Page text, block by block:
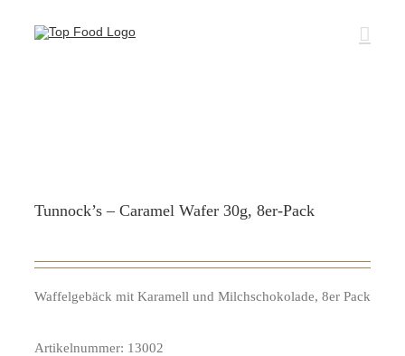
Inhalt
Tunnock’s – Caramel Wafer 30g, 8er-Pack
Waffelgebäck mit Karamell und Milchschokolade, 8er Pack
Artikelnummer: 13002